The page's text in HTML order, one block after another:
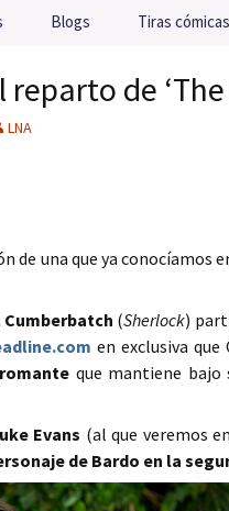
Blogs Tiras cómicas
de
LNA
de una que ya conocíamos
(Sherlock)
en exclusiva
que mantiene
Evans (al que veremos
de Bardo en la